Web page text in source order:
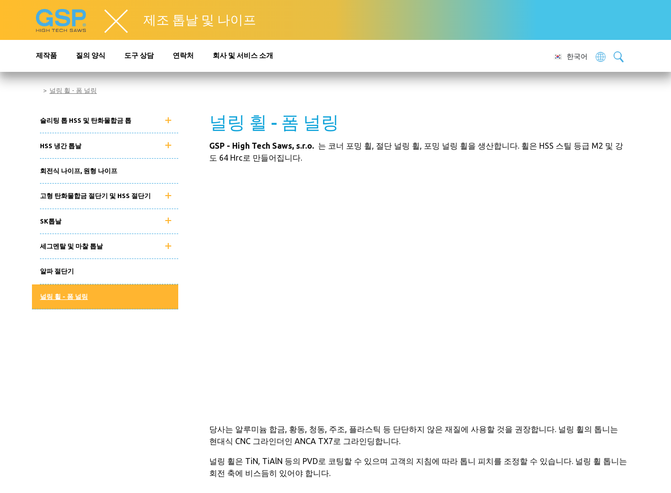
제조 톱날 및 나이프
제작품 질의 양식 도구 상담 연락처 회사 및 서비스 소개 한국어
널링 휠 - 폼 널링
슬리팅 톱 HSS 및 탄화물합금 톱
HSS 냉간 톱날
회전식 나이프, 원형 나이프
고형 탄화물합금 절단기 및 HSS 절단기
SK톱날
세그멘탈 및 마찰 톱날
알파 절단기
널링 휠 - 폼 널링
널링 휠 - 폼 널링
GSP - High Tech Saws, s.r.o. 는 코너 포밍 휠, 절단 널링 휠, 포밍 널링 휠을 생산합니다. 휠은 HSS 스틸 등급 M2 및 강
도 64 Hrc로 만들어집니다.
당사는 알루미늄 합금, 황동, 청동, 주조, 플라스틱 등 단단하지 않은 재질에 사용할 것을 권장합니다. 널링 휠의 톱니는
현대식 CNC 그라인더인 ANCA TX7로 그라인딩합니다.
널링 휠은 TiN, TiAlN 등의 PVD로 코팅할 수 있으며 고객의 지침에 따라 톱니 피치를 조정할 수 있습니다. 널링 휠 톱니는
회전 축에 비스듬히 있어야 합니다.